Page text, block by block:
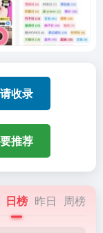
收录
推荐
日榜 昨日 周榜